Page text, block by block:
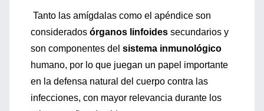
Tanto las amígdalas como el apéndice son
considerados órganos linfoides secundarios y
son componentes del sistema inmunológico
humano, por lo que juegan un papel importante
en la defensa natural del cuerpo contra las
infecciones, con mayor relevancia durante los